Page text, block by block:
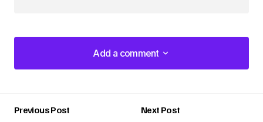
Add a comment
Add a comment
Previous Post Next Post